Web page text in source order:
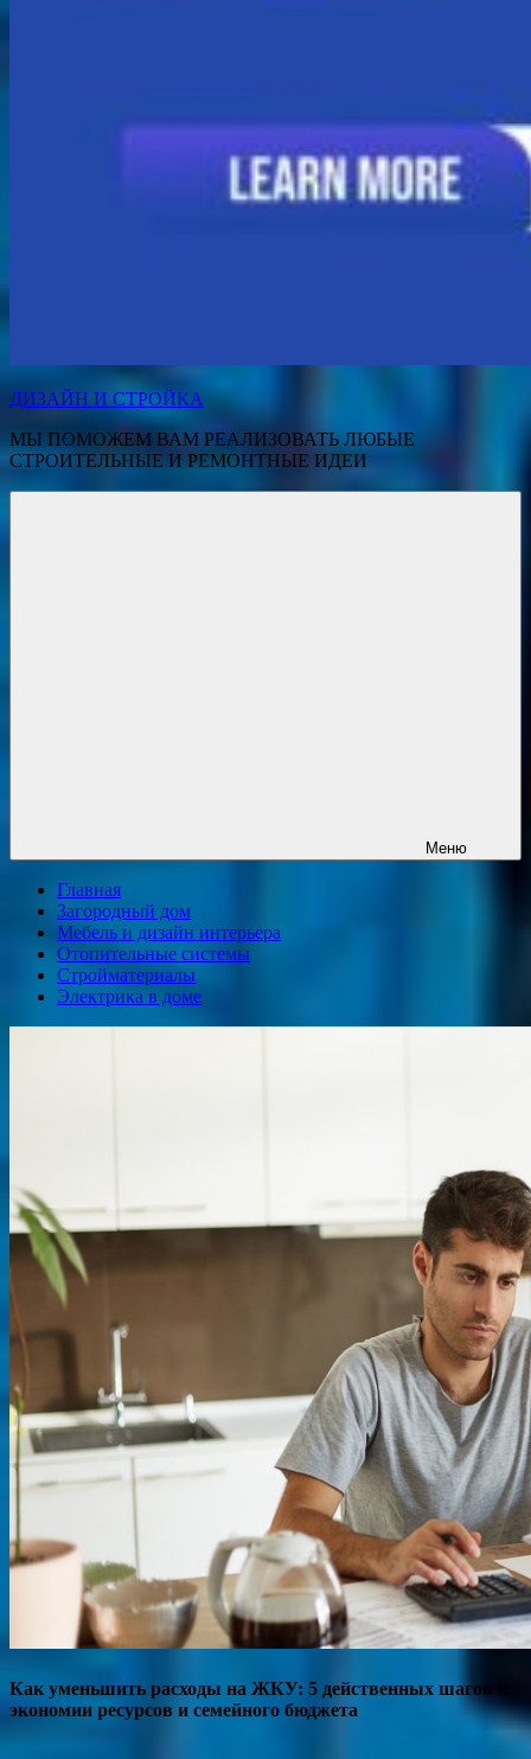
ДИЗАЙН И СТРОЙКА
МЫ ПОМОЖЕМ ВАМ РЕАЛИЗОВАТЬ ЛЮБЫЕ
СТРОИТЕЛЬНЫЕ И РЕМОНТНЫЕ ИДЕИ
Меню
Главная
Загородный дом
Мебель и дизайн интерьера
Отопительные системы
Стройматериалы
Электрика в доме
Как уменьшить расходы на ЖКУ: 5 действенных шагов к
экономии ресурсов и семейного бюджета